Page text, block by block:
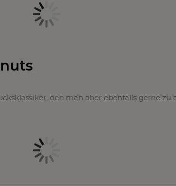
den man aber ebenfalls gerne zu